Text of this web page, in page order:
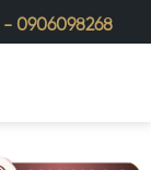
-0906098268